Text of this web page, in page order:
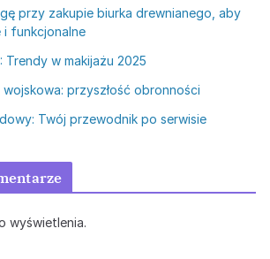
przy zakupie biurka drewnianego, aby
i funkcjonalne
w makijażu 2025
przyszłość obronności
Twój przewodnik po serwisie
wyświetlenia.